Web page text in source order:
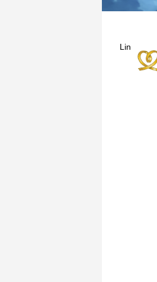
Lin